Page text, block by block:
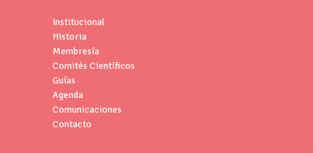
Institucional
Historia
Membresía
Comités Científicos
Guías
Agenda
Comunicaciones
Contacto